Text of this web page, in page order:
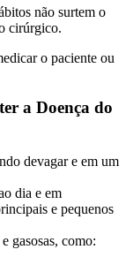
não surtem o
cirúrgico.
o paciente ou
a Doença do
devagar e em um
dia e em
e pequenos
gasosas, como: